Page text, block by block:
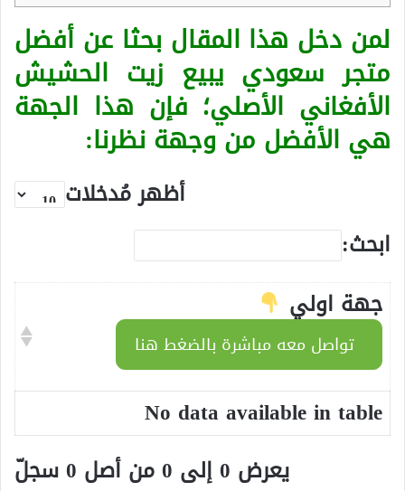
لمن دخل هذا المقال بحثا عن أفضل
متجر سعودي يبيع زيت الحشيش
الأفغاني الأصلي؛ فإن هذا الجهة
هي الأفضل من وجهة نظرنا:
أظهر مُدخلات
ابحث:
جهة اولي
تواصل معه مباشرة بالضغط هنا
No data available in table
يعرض 0 إلى 0 من أصل 0 سجلّ